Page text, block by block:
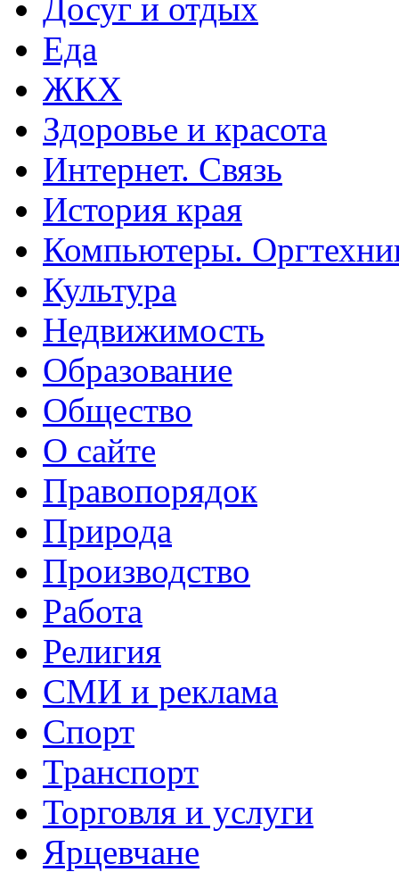
Досуг и отдых
Еда
ЖКХ
Здоровье и красота
Интернет. Связь
История края
Компьютеры.
Культура
Недвижимость
Образование
Общество
О сайте
Правопорядок
Природа
Производство
Работа
Религия
СМИ и реклама
Спорт
Транспорт
Торговля и услуги
Ярцевчане